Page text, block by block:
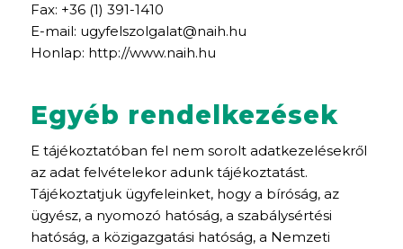
Fax: +36 (1) 391-1410
E-mail: ugyfelszolgalat@naih.hu
Honlap: http://www.naih.hu
Egyéb rendelkezések
E tájékoztatóban fel nem sorolt adatkezelésekről
az adat felvételekor adunk tájékoztatást.
Tájékoztatjuk ügyfeleinket, hogy a bíróság, az
ügyész, a nyomozó hatóság, a szabálysértési
hatóság, a közigazgatási hatóság, a Nemzeti